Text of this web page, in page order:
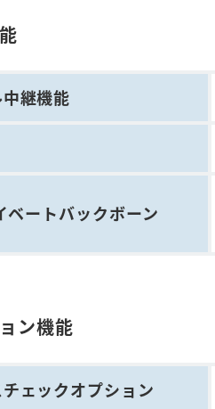
継機能
ートバックボーン
ン機能
ェックオプション